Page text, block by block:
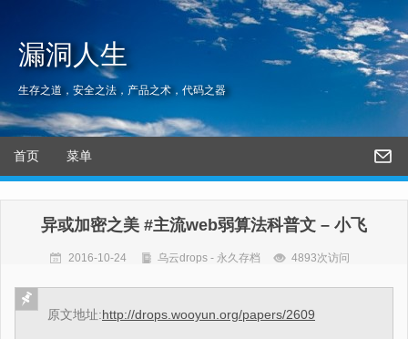
漏洞人生
生存之道，安全之法，产品之术，代码之器
首页 菜单
异或加密之美 #主流web弱算法科普文 – 小飞
2016-10-24 乌云drops - 永久存档 4893次访问
原文地址:http://drops.wooyun.org/papers/2609